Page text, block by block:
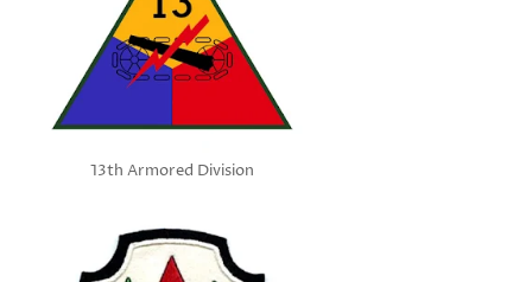
13th Armored Division